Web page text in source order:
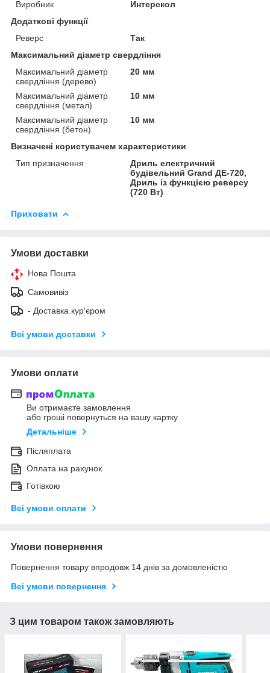
Виробник
Интерскол
Додаткові функції
Реверс
Так
Максимальний діаметр свердління
Максимальний діаметр
свердління (дерево)
20 мм
Максимальний діаметр
свердління (метал)
10 мм
Максимальний діаметр
свердління (бетон)
10 мм
Визначені користувачем характеристики
Тип призначення
Дриль електричний
будівельний Grand ДЕ-720,
Дриль із функцією реверсу
(720 Вт)
Приховати
Умови доставки
Нова Пошта
Самовивіз
- Доставка кур'єром
Всі умови доставки
Умови оплати
Ви отримаєте замовлення
або гроші повернуться на вашу картку
Детальніше
Післяплата
Оплата на рахунок
Готівкою
Всі умови оплати
Умови повернення
Повернення товару впродовж 14 днів за домовленістю
Всі умови повернення
З цим товаром також замовляють